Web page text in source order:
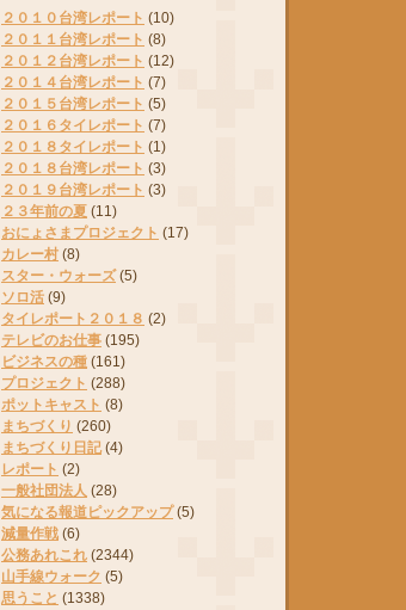
２０１０台湾レポート (10)
２０１１台湾レポート (8)
２０１２台湾レポート (12)
２０１４台湾レポート (7)
２０１５台湾レポート (5)
２０１６タイレポート (7)
２０１８タイレポート (1)
２０１８台湾レポート (3)
２０１９台湾レポート (3)
２３年前の夏 (11)
おにょさまプロジェクト (17)
カレー村 (8)
スター・ウォーズ (5)
ソロ活 (9)
タイレポート２０１８ (2)
テレビのお仕事 (195)
ビジネスの種 (161)
プロジェクト (288)
ポットキャスト (8)
まちづくり (260)
まちづくり日記 (4)
レポート (2)
一般社団法人 (28)
気になる報道ピックアップ (5)
減量作戦 (6)
公務あれこれ (2344)
山手線ウォーク (5)
思うこと (1338)